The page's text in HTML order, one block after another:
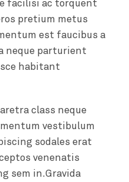
facilisi ac torquent
pretium metus
est faucibus a
neque parturient
habitant
class neque
vestibulum
sodales erat
venenatis
sem in.Gravida